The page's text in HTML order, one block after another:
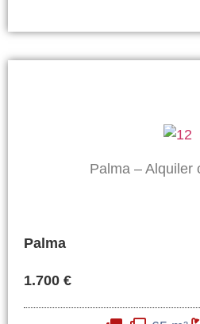
Palma – Alquiler
Palma
1.700 €